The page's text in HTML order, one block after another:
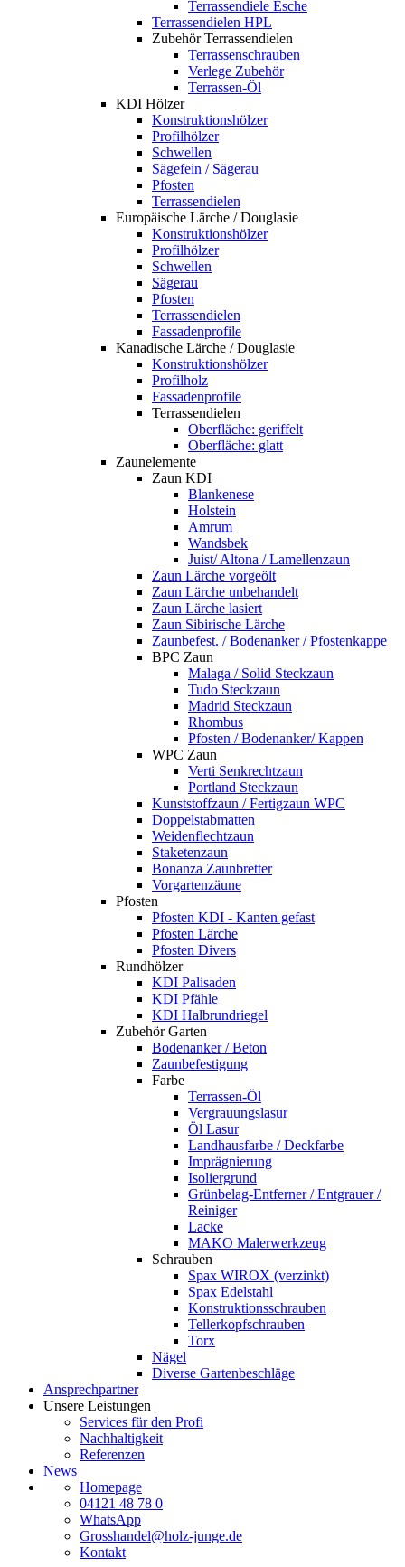
Terrassendiele Esche
Terrassendielen HPL
Zubehör Terrassendielen
Terrassenschrauben
Verlege Zubehör
Terrassen-Öl
KDI Hölzer
Konstruktionshölzer
Profilhölzer
Schwellen
Sägefein / Sägerau
Pfosten
Terrassendielen
Europäische Lärche / Douglasie
Konstruktionshölzer
Profilhölzer
Schwellen
Sägerau
Pfosten
Terrassendielen
Fassadenprofile
Kanadische Lärche / Douglasie
Konstruktionshölzer
Profilholz
Fassadenprofile
Terrassendielen
Oberfläche: geriffelt
Oberfläche: glatt
Zaunelemente
Zaun KDI
Blankenese
Holstein
Amrum
Wandsbek
Juist/ Altona / Lamellenzaun
Zaun Lärche vorgeölt
Zaun Lärche unbehandelt
Zaun Lärche lasiert
Zaun Sibirische Lärche
Zaunbefest. / Bodenanker / Pfostenkappe
BPC Zaun
Malaga / Solid Steckzaun
Tudo Steckzaun
Madrid Steckzaun
Rhombus
Pfosten / Bodenanker/ Kappen
WPC Zaun
Verti Senkrechtzaun
Portland Steckzaun
Kunststoffzaun / Fertigzaun WPC
Doppelstabmatten
Weidenflechtzaun
Staketenzaun
Bonanza Zaunbretter
Vorgartenzäune
Pfosten
Pfosten KDI - Kanten gefast
Pfosten Lärche
Pfosten Divers
Rundhölzer
KDI Palisaden
KDI Pfähle
KDI Halbrundriegel
Zubehör Garten
Bodenanker / Beton
Zaunbefestigung
Farbe
Terrassen-Öl
Vergrauungslasur
Öl Lasur
Landhausfarbe / Deckfarbe
Imprägnierung
Isoliergrund
Grünbelag-Entferner / Entgrauer /
Reiniger
Lacke
MAKO Malerwerkzeug
Schrauben
Spax WIROX (verzinkt)
Spax Edelstahl
Konstruktionsschrauben
Tellerkopfschrauben
Torx
Nägel
Diverse Gartenbeschläge
Ansprechpartner
Unsere Leistungen
Services für den Profi
Nachhaltigkeit
Referenzen
News
Homepage
04121 48 78 0
WhatsApp
Grosshandel@holz-junge.de
Kontakt